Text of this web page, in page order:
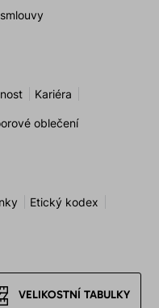
Kariéra
oblečení
Etický kodex
VELIKOSTNÍ TABULKY